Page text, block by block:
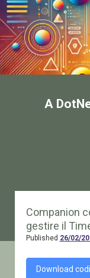
A
Companion
gestire il
Published 26/02/
Download